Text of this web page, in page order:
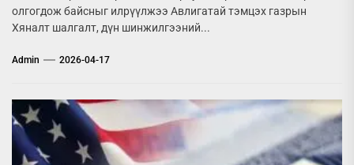
олгогдож байсныг илрүүлжээ Авлигатай тэмцэх газрын
Хяналт шалгалт, дүн шинжилгээний...
Admin 2026-04-17